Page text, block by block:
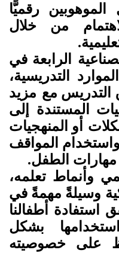
رقميًّا
من خلال
الرابعة في
الموارد
التدريسية،
التدريس مع مزيد
المستندة
إلى
أو
المنهجيات
واستخدام المواقف
مهارات الطفل.
وأنماط تعلمه،
وسيلةً مهمةً في
استفادة أطفالنا
بشكل
على خصوصيته